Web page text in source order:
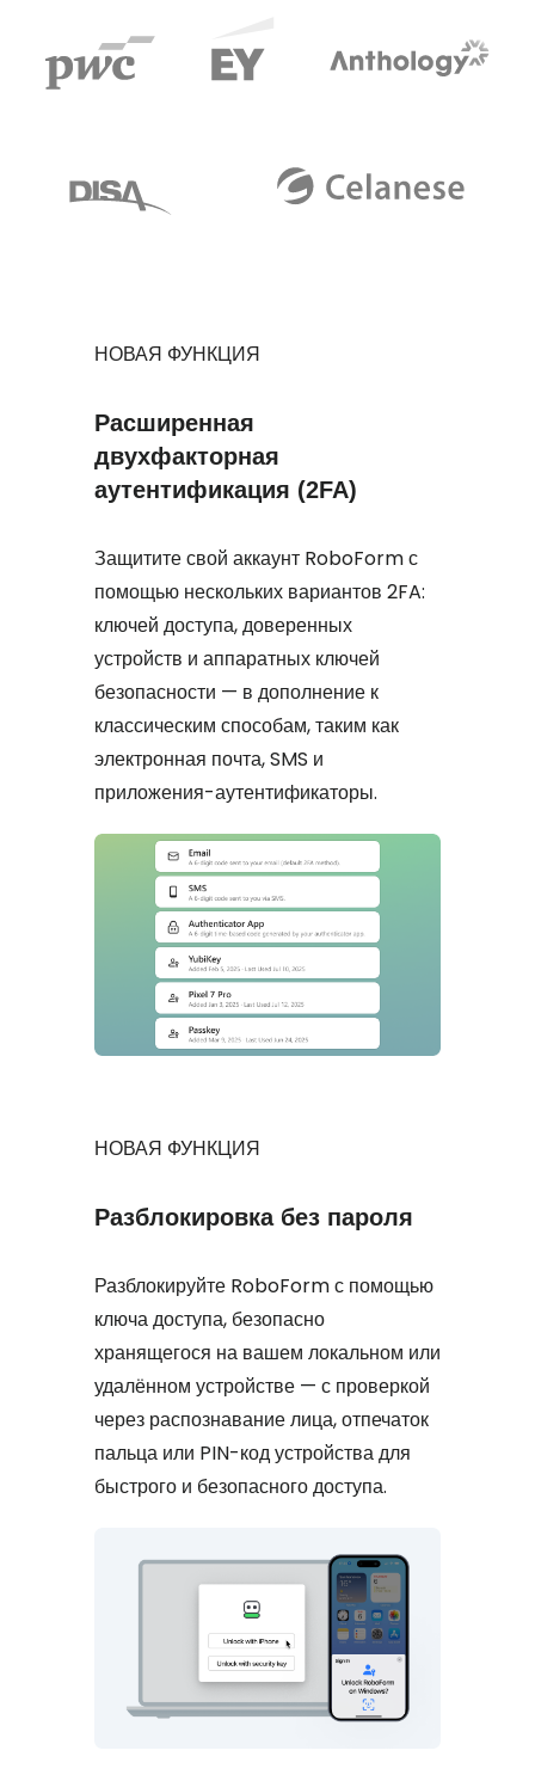
НОВАЯ ФУНКЦИЯ
Расширенная
двухфакторная
аутентификация (2FA)
Защитите свой аккаунт RoboForm с
помощью нескольких вариантов 2FA:
ключей доступа, доверенных
устройств и аппаратных ключей
безопасности — в дополнение к
классическим способам, таким как
электронная почта, SMS и
приложения-аутентификаторы.
НОВАЯ ФУНКЦИЯ
Разблокировка без пароля
Разблокируйте RoboForm с помощью
ключа доступа, безопасно
хранящегося на вашем локальном или
удалённом устройстве — с проверкой
через распознавание лица, отпечаток
пальца или PIN-код устройства для
быстрого и безопасного доступа.